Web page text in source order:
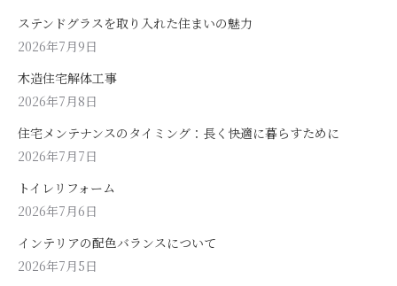
ステンドグラスを取り入れた住まいの魅力
2026年7月9日
木造住宅解体工事
2026年7月8日
住宅メンテナンスのタイミング：長く快適に暮らすために
2026年7月7日
トイレリフォーム
2026年7月6日
インテリアの配色バランスについて
2026年7月5日